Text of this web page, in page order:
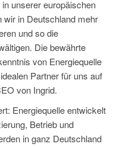
unserer europäischen
wir in Deutschland mehr
und so die
Die bewährte
von Energiequelle
Partner für uns auf
von Ingrid.
Energiequelle entwickelt
Betrieb und
in ganz Deutschland